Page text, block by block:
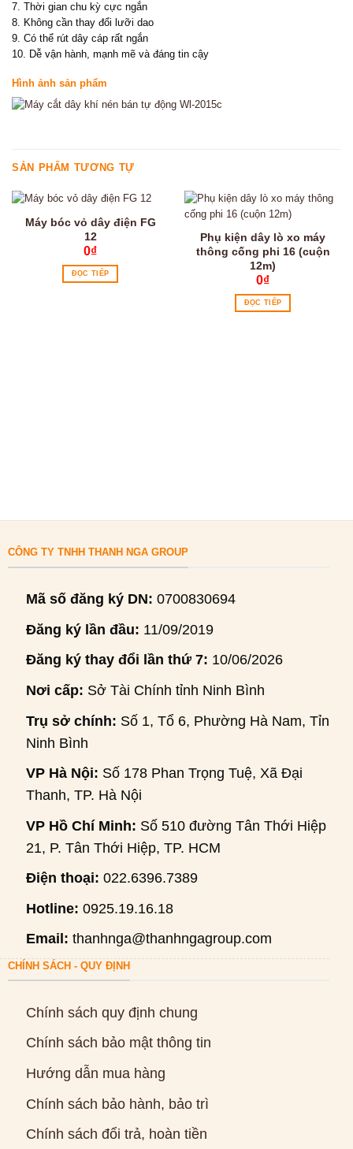
7. Thời gian chu kỳ cực ngắn
8. Không cần thay đổi lưỡi dao
9. Có thể rút dây cáp rất ngắn
10. Dễ vận hành, mạnh mẽ và đáng tin cậy
Hình ảnh sản phẩm
SẢN PHẨM TƯƠNG TỰ
Máy bóc vỏ dây điện FG
12
0₫
ĐỌC TIẾP
Phụ kiện dây lò xo máy
thông cống phi 16 (cuộn
12m)
0₫
ĐỌC TIẾP
CÔNG TY TNHH THANH NGA GROUP
Mã số đăng ký DN: 0700830694
Đăng ký lần đầu: 11/09/2019
Đăng ký thay đổi lần thứ 7: 10/06/2026
Nơi cấp: Sở Tài Chính tỉnh Ninh Bình
Trụ sở chính: Số 1, Tổ 6, Phường Hà Nam, Tỉnh
Ninh Bình
VP Hà Nội: Số 178 Phan Trọng Tuệ, Xã Đại
Thanh, TP. Hà Nội
VP Hồ Chí Minh: Số 510 đường Tân Thới Hiệp
21, P. Tân Thới Hiệp, TP. HCM
Điện thoại: 022.6396.7389
Hotline: 0925.19.16.18
Email: thanhnga@thanhngagroup.com
CHÍNH SÁCH - QUY ĐỊNH
Chính sách quy định chung
Chính sách bảo mật thông tin
Hướng dẫn mua hàng
Chính sách bảo hành, bảo trì
Chính sách đổi trả, hoàn tiền